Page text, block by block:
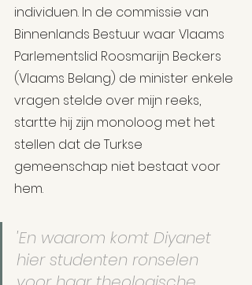
individuen. In de commissie van
Binnenlands Bestuur waar Vlaams
Parlementslid Roosmarijn Beckers
(Vlaams Belang) de minister enkele
vragen stelde over mijn reeks,
startte hij zijn monoloog met het
stellen dat de Turkse
gemeenschap niet bestaat voor
hem.
'En waarom komt Diyanet
hier studenten ronselen